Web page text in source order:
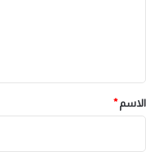
*
الاسم *